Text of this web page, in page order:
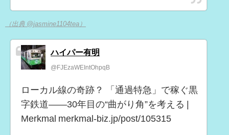
（出典 @jasmine1104tea）
ハイパー有明
@FJEzaWEIntOhpqB
ローカル線の奇跡？ 「通過特急」で稼ぐ黒
字鉄道――30年目の“曲がり角”を考える |
Merkmal merkmal-biz.jp/post/105315